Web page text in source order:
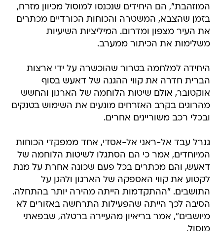
המוזהבת", הם היחידים שנכנסו למוסול מכיוון מזרח,
בזמן שהצבא, המשטרה והכוחות הכורדיים מכתרים
את העיר מצפון ומדרום. המיליציות השיעיות
משלימות את הכיתור ממערב.
היחידה למלחמה בטרור שהוכשרה על ידי ארצות
הברית חדרה את קווי ההגנה של דאעש בסוף
אוקטובר, אולם שיטות הלוחמה של הארגון והחשש
מהרוגים בקרב האזרחים מונעים את השימוש בטנקים
ובכלי רכב משוריינים אחרים.
גנרל עבד אל-ראני אל-אסדי, אחד ממפקדי הכוחות
המיוחדים, אמר כי הם הסתגלו לשיטות הלוחמה של
דאעש, והם מכתרים בכל פעם שכונה אחרת על מנת
לקטוע את קווי האספקה של הארגון ולהגן על
התושבים. "ההתקדמות הייתה מהירה יותר בהתחלה.
הסיבה לכך הייתה שהפעילות התרחשה באזורים לא
מיושבים", אמר בריאיון מהעיירה ברטלה, שבפאתי